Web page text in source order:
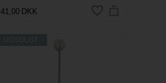
41,00 DKK